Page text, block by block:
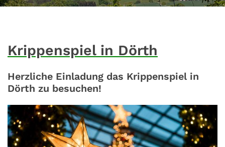
Krippenspiel in Dörth
Herzliche Einladung das Krippenspiel in
Dörth zu besuchen!